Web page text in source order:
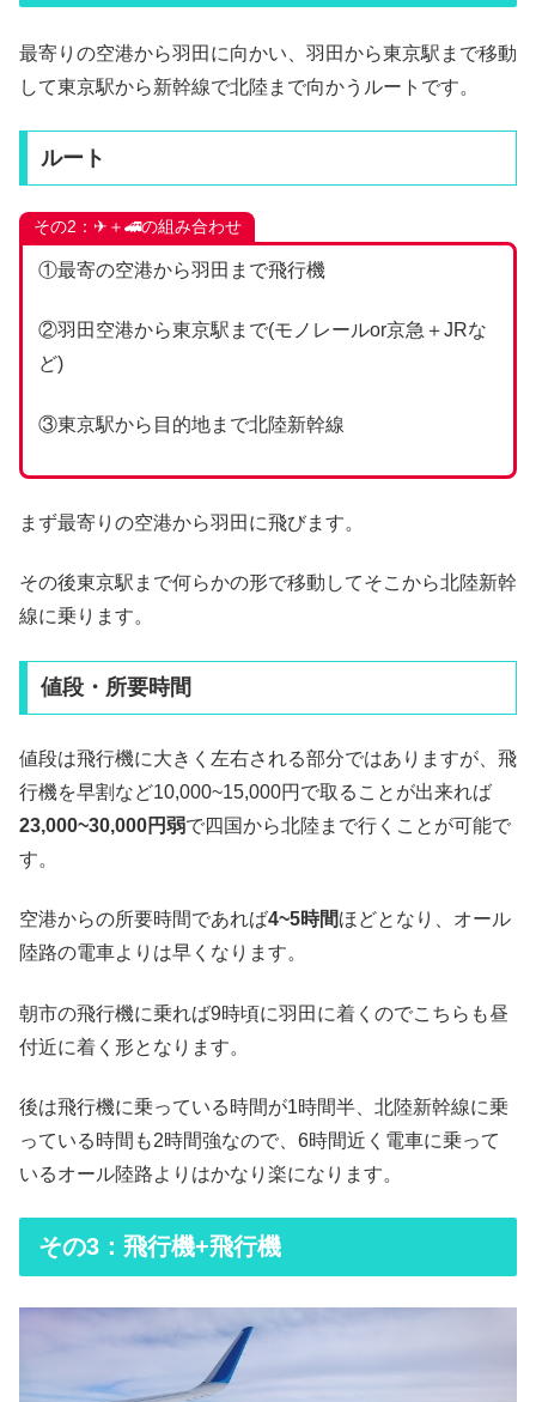
最寄りの空港から羽田に向かい、羽田から東京駅まで移動
して東京駅から新幹線で北陸まで向かうルートです。
ルート
その2：✈＋🚄の組み合わせ
①最寄の空港から羽田まで飛行機
②羽田空港から東京駅まで(モノレールor京急＋JRな
ど)
③東京駅から目的地まで北陸新幹線
まず最寄りの空港から羽田に飛びます。
その後東京駅まで何らかの形で移動してそこから北陸新幹
線に乗ります。
値段・所要時間
値段は飛行機に大きく左右される部分ではありますが、飛
行機を早割など10,000~15,000円で取ることが出来れば
23,000~30,000円弱で四国から北陸まで行くことが可能で
す。
空港からの所要時間であれば4~5時間ほどとなり、オール
陸路の電車よりは早くなります。
朝市の飛行機に乗れば9時頃に羽田に着くのでこちらも昼
付近に着く形となります。
後は飛行機に乗っている時間が1時間半、北陸新幹線に乗
っている時間も2時間強なので、6時間近く電車に乗って
いるオール陸路よりはかなり楽になります。
その3：飛行機+飛行機